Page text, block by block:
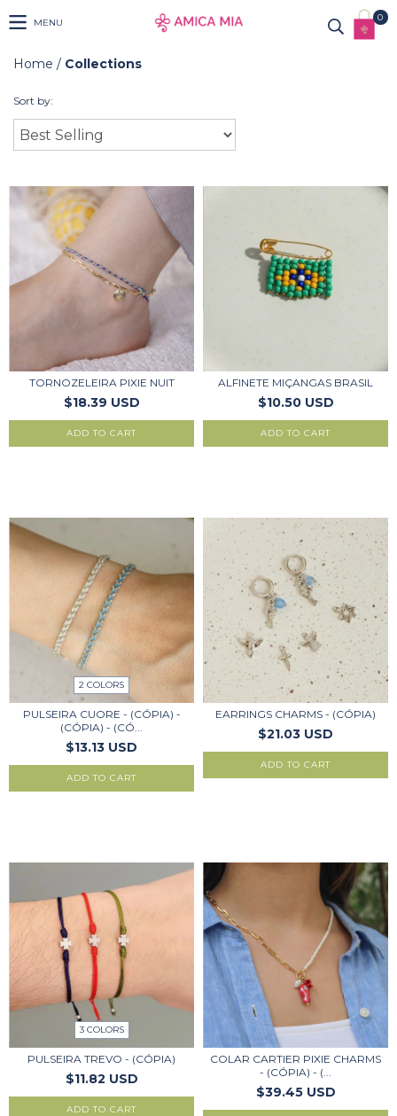
MENU 0
Home / Collections
Sort by:
TORNOZELEIRA PIXIE NUIT
$18.39 USD
ALFINETE MIÇANGAS BRASIL
$10.50 USD
2 COLORS
PULSEIRA CUORE - (CÓPIA) -
(CÓPIA) - (CÓ...
$13.13 USD
ADD TO CART
EARRINGS CHARMS - (CÓPIA)
$21.03 USD
ADD TO CART
3 COLORS
PULSEIRA TREVO - (CÓPIA)
$11.82 USD
ADD TO CART
COLAR CARTIER PIXIE CHARMS
- (CÓPIA) - (...
$39.45 USD